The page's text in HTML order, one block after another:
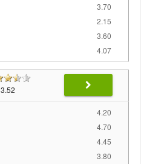
3.70
2.15
3.60
4.07
3.52
4.20
4.70
4.45
3.80